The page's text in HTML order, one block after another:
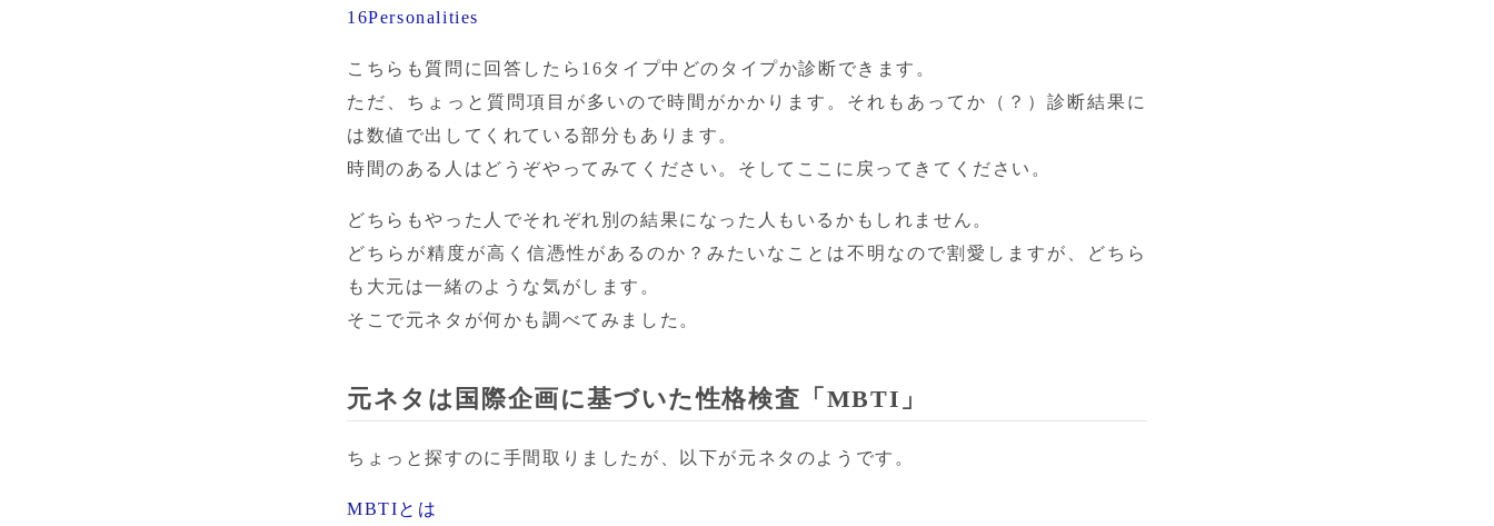
16Personalities
こちらも質問に回答したら16タイプ中どのタイプか診断できます。
ただ、ちょっと質問項目が多いので時間がかかります。それもあってか（？）診断結果に
は数値で出してくれている部分もあります。
時間のある人はどうぞやってみてください。そしてここに戻ってきてください。
どちらもやった人でそれぞれ別の結果になった人もいるかもしれません。
どちらが精度が高く信憑性があるのか？みたいなことは不明なので割愛しますが、どちら
も大元は一緒のような気がします。
そこで元ネタが何かも調べてみました。
元ネタは国際企画に基づいた性格検査「MBTI」
ちょっと探すのに手間取りましたが、以下が元ネタのようです。
MBTIとは